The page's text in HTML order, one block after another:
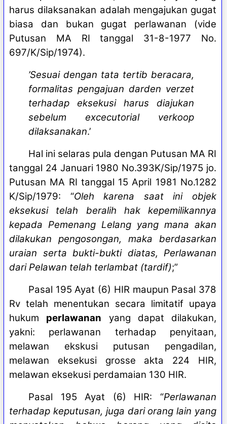
harus dilaksanakan adalah mengajukan gugat
biasa dan bukan gugat perlawanan (vide
Putusan MA RI tanggal 31-8-1977 No.
697/K/Sip/1974).
’Sesuai dengan tata tertib beracara,
formalitas pengajuan darden verzet
terhadap eksekusi harus diajukan
sebelum excecutorial verkoop
dilaksanakan.’
Hal ini selaras pula dengan Putusan MA RI
tanggal 24 Januari 1980 No.393K/Sip/1975 jo.
Putusan MA RI tanggal 15 April 1981 No.1282
K/Sip/1979: “Oleh karena saat ini objek
eksekusi telah beralih hak kepemilikannya
kepada Pemenang Lelang yang mana akan
dilakukan pengosongan, maka berdasarkan
uraian serta bukti-bukti diatas, Perlawanan
dari Pelawan telah terlambat (tardif);”
Pasal 195 Ayat (6) HIR maupun Pasal 378
Rv telah menentukan secara limitatif upaya
hukum perlawanan yang dapat dilakukan,
yakni: perlawanan terhadap penyitaan,
melawan ekskusi putusan pengadilan,
melawan eksekusi grosse akta 224 HIR,
melawan eksekusi perdamaian 130 HIR.
Pasal 195 Ayat (6) HIR: “Perlawanan
terhadap keputusan, juga dari orang lain yang